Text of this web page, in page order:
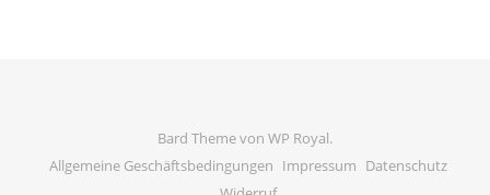
Bard Theme von WP Royal.
Allgemeine Geschäftsbedingungen Impressum Datenschutz